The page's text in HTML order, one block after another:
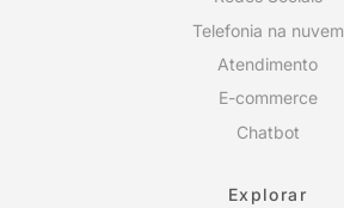
Telefonia na nuvem
Atendimento
E-commerce
Chatbot
Explorar